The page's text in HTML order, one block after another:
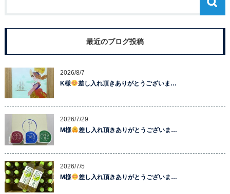
最近のブログ投稿
2026/8/7
K様
差し入れ頂きありがとうございま…
2026/7/29
M様
差し入れ頂きありがとうございま…
2026/7/5
M様
差し入れ頂きありがとうございま…